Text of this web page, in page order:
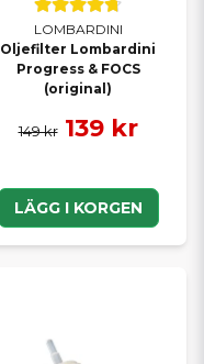
LOMBARDINI
Oljefilter Lombardini
Progress & FOCS
(original)
149 kr 139 kr
LÄGG I KORGEN